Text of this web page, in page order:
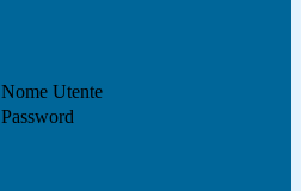
Nome Utente
Password